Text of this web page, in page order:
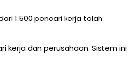
1.500 pencari kerja telah
kerja dan perusahaan. Sistem ini